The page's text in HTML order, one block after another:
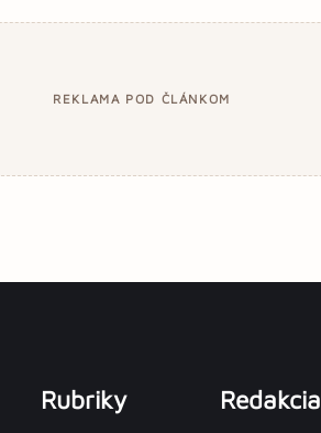
REKLAMA POD ČLÁNKOM
Rubriky Redakcia